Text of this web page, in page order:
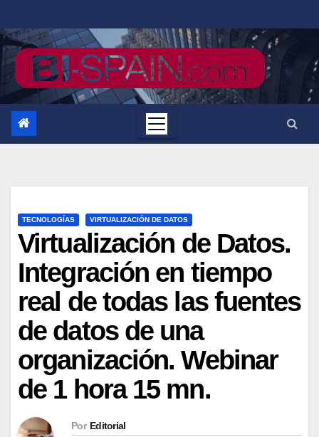
al
contenido
TECNOLOGÍAS VIRTUALIZACIÓN DE DATOS
Virtualización de Datos.
Integración en tiempo
real de todas las fuentes
de datos de una
organización. Webinar
de 1 hora 15 mn.
Por Editorial